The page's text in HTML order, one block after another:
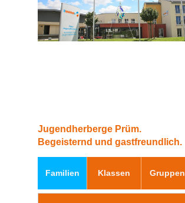
Jugendherberge Prüm.
Begeisternd und gastfreundlich.
Familien Klassen Gruppen